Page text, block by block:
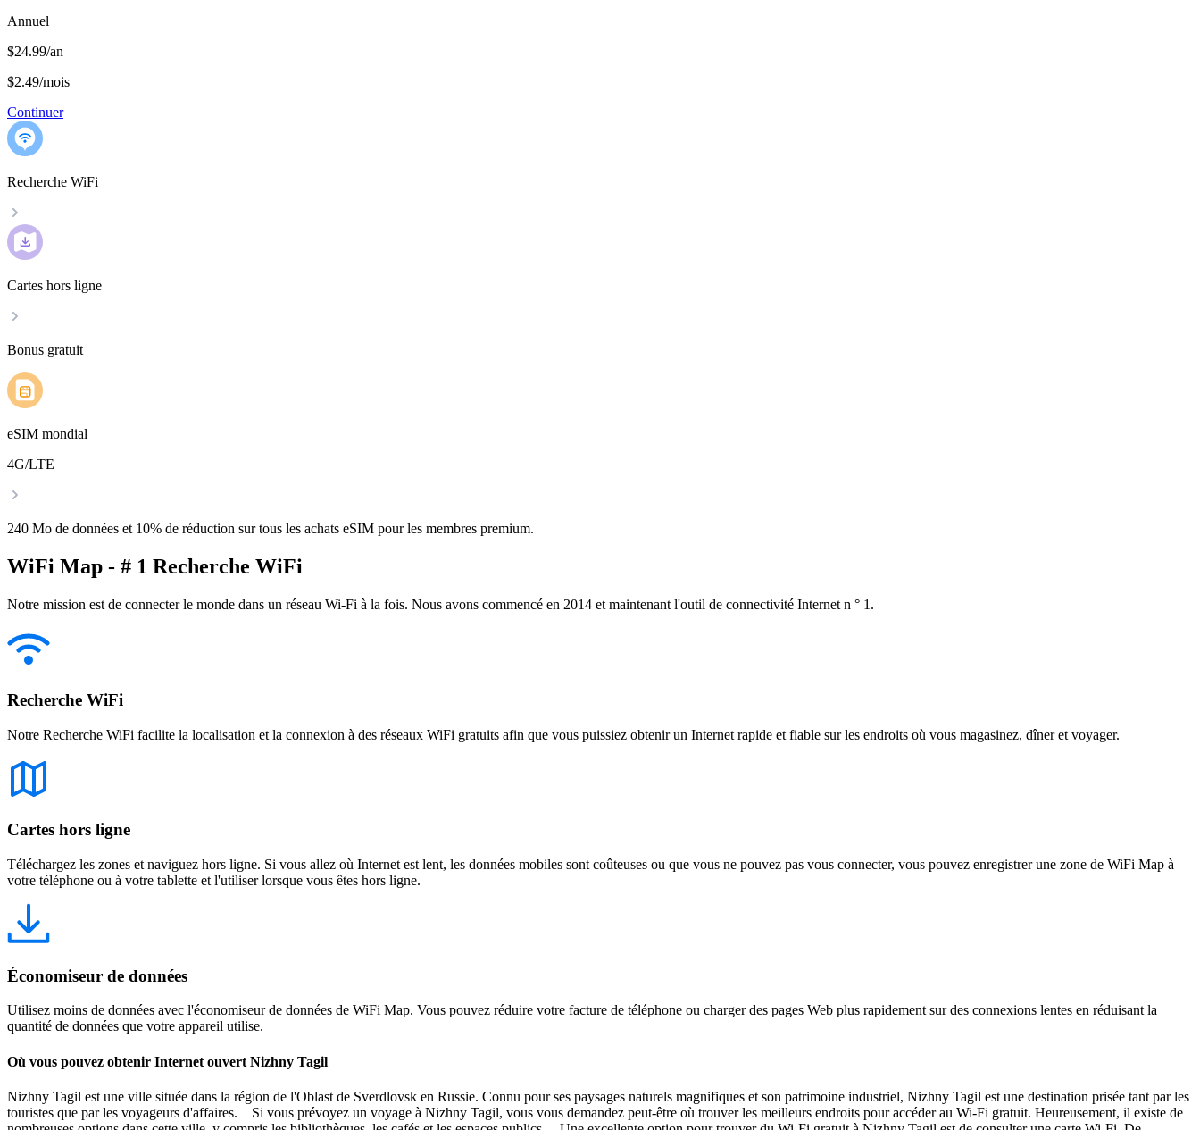
Annuel
$24.99/an
$2.49/mois
Continuer
Recherche WiFi
Cartes hors ligne
Bonus gratuit
eSIM mondial
4G/LTE
240 Mo de données et 10% de réduction sur tous les achats eSIM pour les membres premium.
WiFi Map - # 1 Recherche WiFi
Notre mission est de connecter le monde dans un réseau Wi-Fi à la fois. Nous avons commencé en 2014 et maintenant l'outil de connectivité Internet n ° 1.
Recherche WiFi
Notre Recherche WiFi facilite la localisation et la connexion à des réseaux WiFi gratuits afin que vous puissiez obtenir un Internet rapide et fiable sur les endroits où vous magasinez, dîner et voyager.
Cartes hors ligne
Téléchargez les zones et naviguez hors ligne. Si vous allez où Internet est lent, les données mobiles sont coûteuses ou que vous ne pouvez pas vous connecter, vous pouvez enregistrer une zone de WiFi Map à
votre téléphone ou à votre tablette et l'utiliser lorsque vous êtes hors ligne.
Économiseur de données
Utilisez moins de données avec l'économiseur de données de WiFi Map. Vous pouvez réduire votre facture de téléphone ou charger des pages Web plus rapidement sur des connexions lentes en réduisant la
quantité de données que votre appareil utilise.
Où vous pouvez obtenir Internet ouvert Nizhny Tagil
Nizhny Tagil est une ville située dans la région de l'Oblast de Sverdlovsk en Russie. Connu pour ses paysages naturels magnifiques et son patrimoine industriel, Nizhny Tagil est une destination prisée tant par les
touristes que par les voyageurs d'affaires. Si vous prévoyez un voyage à Nizhny Tagil, vous vous demandez peut-être où trouver les meilleurs endroits pour accéder au Wi-Fi gratuit. Heureusement, il existe de